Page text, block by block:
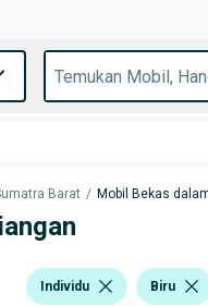
Barat / Mobil Bekas
Individu Biru